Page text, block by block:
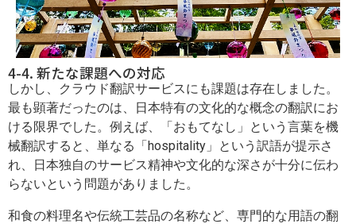
4-4. 新たな課題への対応
しかし、クラウド翻訳サービスにも課題は存在しました。
最も顕著だったのは、日本特有の文化的な概念の翻訳にお
ける限界でした。例えば、「おもてなし」という言葉を機
械翻訳すると、単なる「hospitality」という訳語が提示さ
れ、日本独自のサービス精神や文化的な深さが十分に伝わ
らないという問題がありました。
和食の料理名や伝統工芸品の名称など、専門的な用語の翻